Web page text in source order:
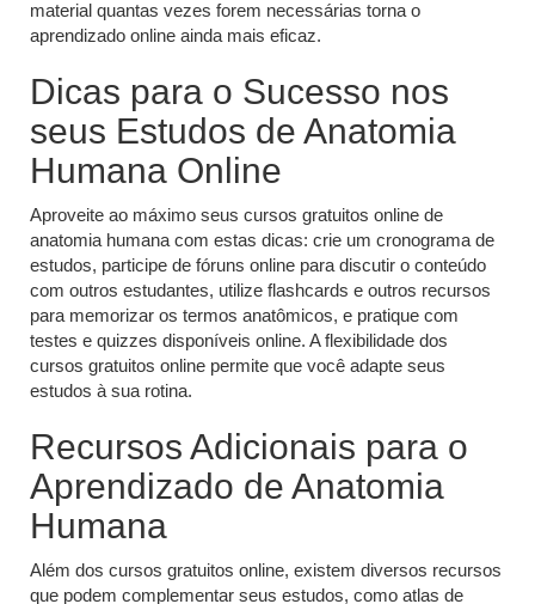
material quantas vezes forem necessárias torna o
aprendizado online ainda mais eficaz.
Dicas para o Sucesso nos
seus Estudos de Anatomia
Humana Online
Aproveite ao máximo seus cursos gratuitos online de
anatomia humana com estas dicas: crie um cronograma de
estudos, participe de fóruns online para discutir o conteúdo
com outros estudantes, utilize flashcards e outros recursos
para memorizar os termos anatômicos, e pratique com
testes e quizzes disponíveis online. A flexibilidade dos
cursos gratuitos online permite que você adapte seus
estudos à sua rotina.
Recursos Adicionais para o
Aprendizado de Anatomia
Humana
Além dos cursos gratuitos online, existem diversos recursos
que podem complementar seus estudos, como atlas de